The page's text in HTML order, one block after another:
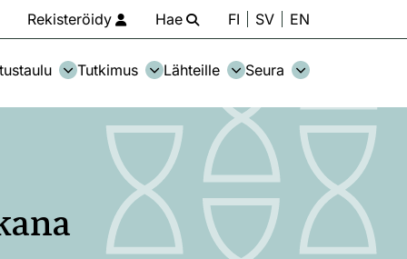
Rekisteröidy Hae FI SV EN
Tutkimus Lähteille Seura